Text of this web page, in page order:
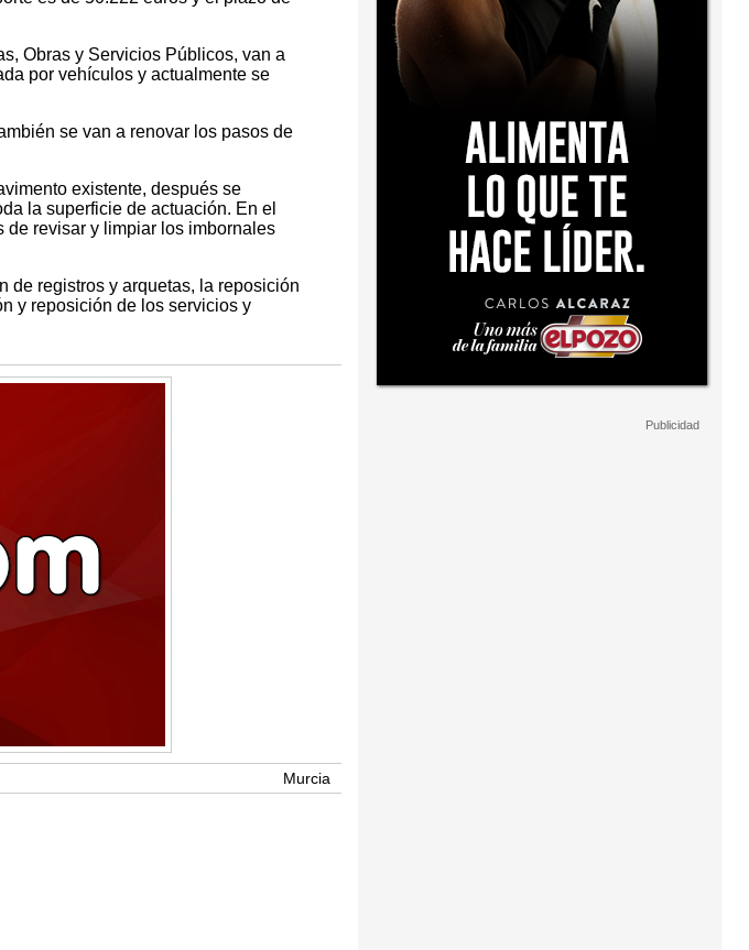
Obras y Servicios Públicos, van a
por vehículos y actualmente se
se van a renovar los pasos de
existente, después se
la superficie de actuación. En el
de revisar y limpiar los imbornales
de registros y arquetas, la reposición
y reposición de los servicios y
Murcia